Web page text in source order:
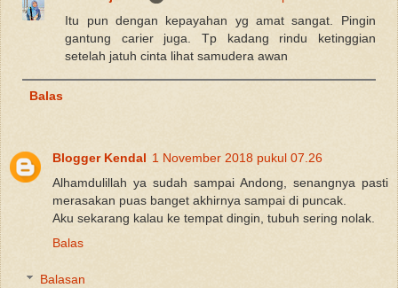
Itu pun dengan kepayahan yg amat sangat. Pingin
gantung carier juga. Tp kadang rindu ketinggian
setelah jatuh cinta lihat samudera awan
Balas
Blogger Kendal 1 November 2018 pukul 07.26
Alhamdulillah ya sudah sampai Andong, senangnya pasti
merasakan puas banget akhirnya sampai di puncak.
Aku sekarang kalau ke tempat dingin, tubuh sering nolak.
Balas
Balasan